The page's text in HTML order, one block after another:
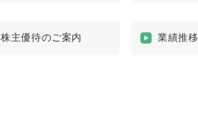
株主優待のご案内 業績推移